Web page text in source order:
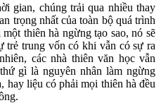
gian, chúng trải qua nhiều thay
trọng nhất của toàn bộ quá trình
thiên hà ngừng tạo sao, nó sẽ
trẻ trung vốn có khi vẫn có sự ra
các nhà thiên văn học vẫn
gì là nguyên nhân làm ngừng
hay liệu có phải mọi thiên hà đều